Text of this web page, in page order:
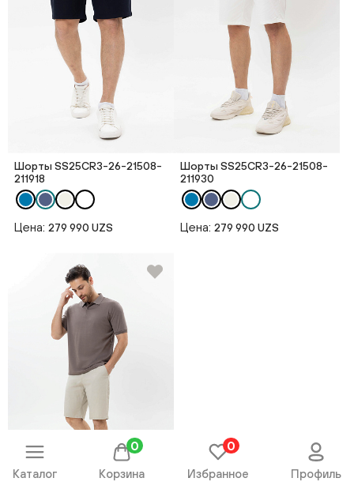
Шорты SS25CR3-26-21508-
211918
Цена: 279 990 UZS
Шорты SS25CR3-26-21508-
211930
Цена: 279 990 UZS
Каталог Корзина
0
Избранное
0
Профиль